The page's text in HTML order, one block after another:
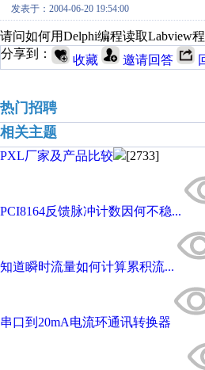
发表于：2004-06-20 19:54:00
请问如何用Delphi编程读取Labview
分享到：
收藏 邀请回答
热门招聘
相关主题
PXL厂家及产品比较 [2733]
PCI8164反馈脉冲计数因何不稳...
知道瞬时流量如何计算累积流...
串口到20mA电流环通讯转换器